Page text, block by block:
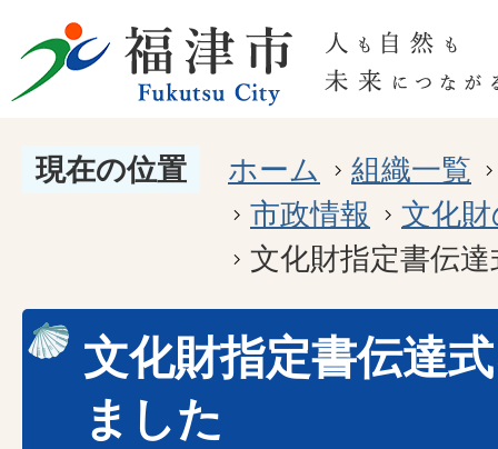
現在の位置 ホーム
組織一覧
市政情報
文化
文化財指定書伝
文化財指定書伝達
ました